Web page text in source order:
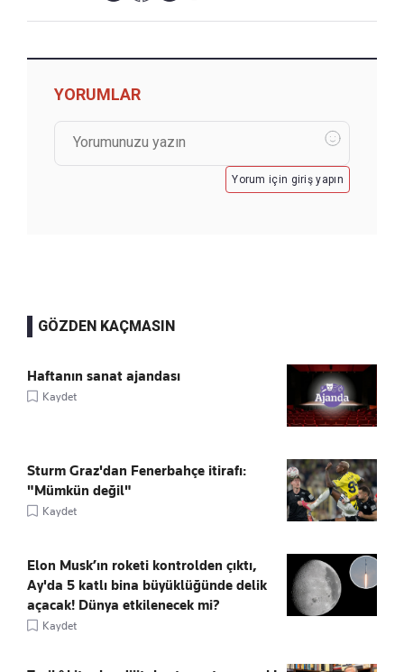
YORUMLAR
Yorum için giriş yapın
GÖZDEN KAÇMASIN
Haftanın sanat ajandası
Kaydet
Sturm Graz'dan Fenerbahçe itirafı:
"Mümkün değil"
Kaydet
Elon Musk’ın roketi kontrolden çıktı,
Ay'da 5 katlı bina büyüklüğünde delik
açacak! Dünya etkilenecek mi?
Kaydet